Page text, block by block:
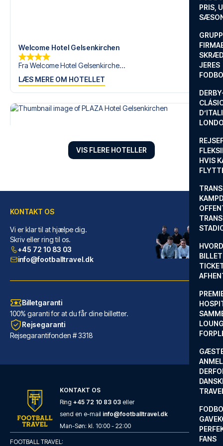
PRIS,
JERES
HVIS
FANS
Welcome Hotel Gelsenkirchen
Fra Welcome Hotel Gelsenkirche...
LÆS MERE OM HOTELLET
PLAZA Hotel Gelsenkirchen
Fra PLAZA Hotel Gelsenkirchen ...
LÆS MERE OM HOTELLET
Good Morning Gelsenkirchen City
Med et ophold ved Good Morning...
LÆS MERE OM HOTELLET
VIS FLERE HOTELLER
KONTAKT OS
Vi er klar til at hjælpe dig.
Skriv eller ring til os.
+45 72 10 83 03
info@footballtravel.dk
Billetgaranti
100% garanti for at du får dine billetter.
Rejsegaranti
Rejsegarantifonden # 3318
KONTAKT OS
Ring +45 72 10 83 03 eller
send en e-mail info@footballtravel.dk
Man-Søn: kl. 10:00 - 22:00
FOOTBALL TRAVEL: